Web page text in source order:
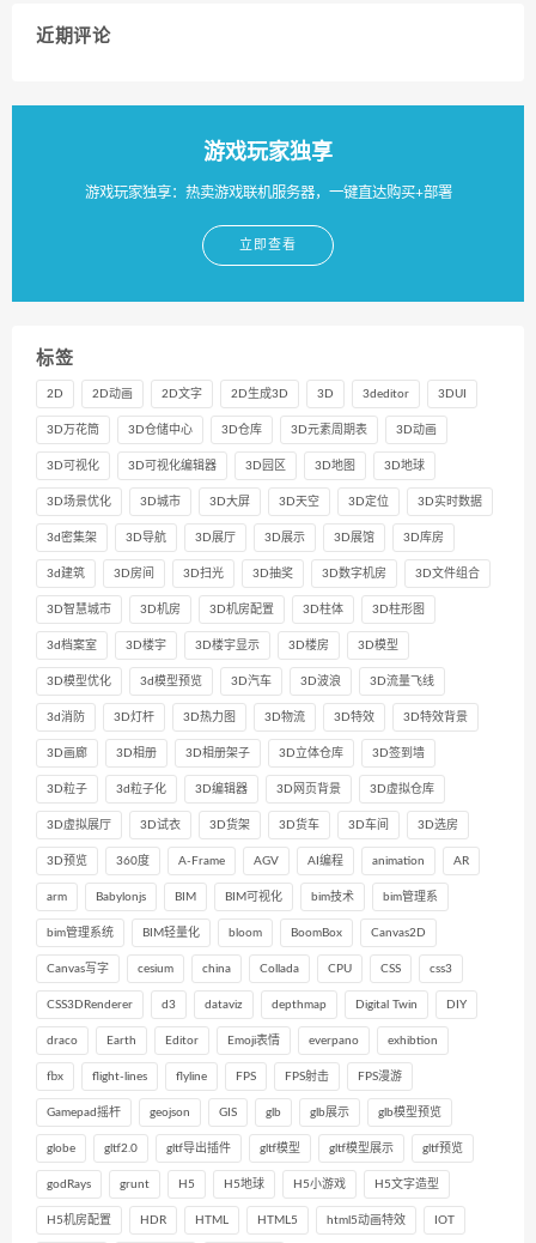
近期评论
游戏玩家独享
游戏玩家独享：热卖游戏联机服务器，一键直达购买+部署
立即查看
标签
2D 2D动画 2D文字 2D生成3D 3D 3deditor 3DUI
3D万花筒 3D仓储中心 3D仓库 3D元素周期表 3D动画
3D可视化 3D可视化编辑器 3D园区 3D地图 3D地球
3D场景优化 3D城市 3D大屏 3D天空 3D定位 3D实时数据
3d密集架 3D导航 3D展厅 3D展示 3D展馆 3D库房
3d建筑 3D房间 3D扫光 3D抽奖 3D数字机房 3D文件组合
3D智慧城市 3D机房 3D机房配置 3D柱体 3D柱形图
3d档案室 3D楼宇 3D楼宇显示 3D楼房 3D模型
3D模型优化 3d模型预览 3D汽车 3D波浪 3D流量飞线
3d消防 3D灯杆 3D热力图 3D物流 3D特效 3D特效背景
3D画廊 3D相册 3D相册架子 3D立体仓库 3D签到墙
3D粒子 3d粒子化 3D编辑器 3D网页背景 3D虚拟仓库
3D虚拟展厅 3D试衣 3D货架 3D货车 3D车间 3D选房
3D预览 360度 A-Frame AGV AI编程 animation AR
arm Babylonjs BIM BIM可视化 bim技术 bim管理系
bim管理系统 BIM轻量化 bloom BoomBox Canvas2D
Canvas写字 cesium china Collada CPU CSS css3
CSS3DRenderer d3 dataviz depthmap Digital Twin DIY
draco Earth Editor Emoji表情 everpano exhibtion
fbx flight-lines flyline FPS FPS射击 FPS漫游
Gamepad摇杆 geojson GIS glb glb展示 glb模型预览
globe gltf2.0 gltf导出插件 gltf模型 gltf模型展示 gltf预览
godRays grunt H5 H5地球 H5小游戏 H5文字造型
H5机房配置 HDR HTML HTML5 html5动画特效 IOT